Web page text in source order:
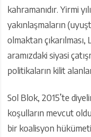
kahramanıdır. Yirmi
yakınlaşmaların
olmaktan
aramızdaki siyasi
politikaların kilit
Sol Blok, 2015’te
koşulların mevcut
bir koalisyon